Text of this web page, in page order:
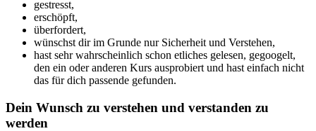
gestresst,
erschöpft,
überfordert,
wünschst dir im Grunde nur Sicherheit und Verstehen,
hast sehr wahrscheinlich schon etliches gelesen, gegoogelt,
den ein oder anderen Kurs ausprobiert und hast einfach nicht
das für dich passende gefunden.
Dein Wunsch zu verstehen und verstanden zu
werden